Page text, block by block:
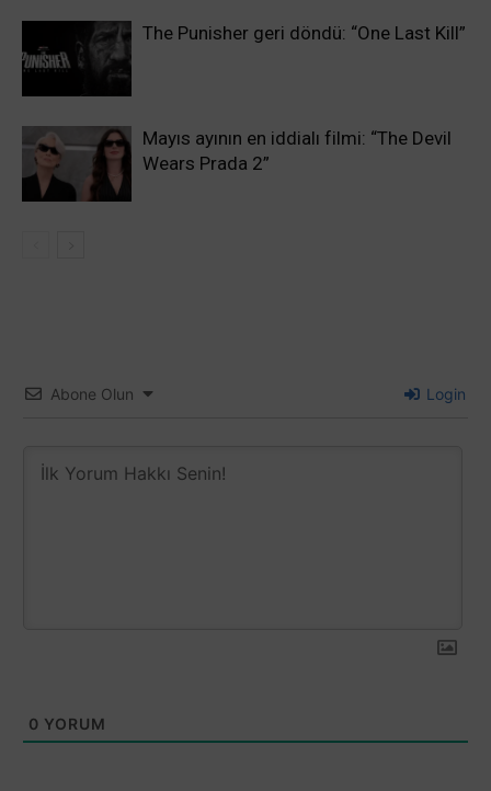
The Punisher geri döndü: “One Last Kill”
Mayıs ayının en iddialı filmi: “The Devil
Wears Prada 2”
Abone Olun Login
0 YORUM